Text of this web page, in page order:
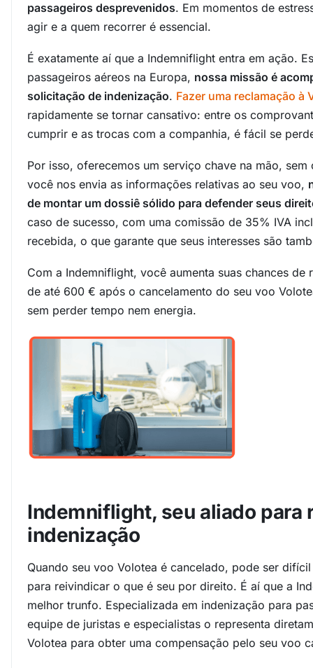
passageiros desprevenidos. Em momentos de
agir e a quem recorrer é essencial.
É exatamente aí que a Indemniflight entra em ação.
passageiros aéreos na Europa, nossa missão é
solicitação de indenização. Fazer uma reclamação à
rapidamente se tornar cansativo: entre os
cumprir e as trocas com a companhia, é fácil se
Por isso, oferecemos um serviço chave na mão, sem
você nos envia as informações relativas ao seu voo,
de montar um dossiê sólido para defender seus
caso de sucesso, com uma comissão de 35% IVA
recebida, o que garante que seus interesses são
Com a Indemniflight, você aumenta suas chances de
de até 600 € após o cancelamento do seu voo
sem perder tempo nem energia.
Indemniflight, seu aliado para
indenização
Quando seu voo Volotea é cancelado, pode ser
para reivindicar o que é seu por direito. É aí que a
melhor trunfo. Especializada em indenização para
equipe de juristas e especialistas o representa
Volotea para obter uma compensação pelo seu voo